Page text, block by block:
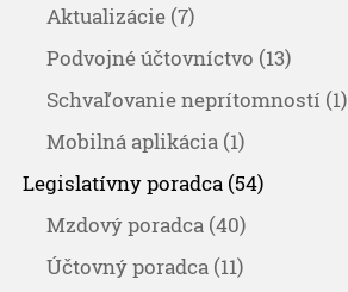
Aktualizácie (7)
Podvojné účtovníctvo (13)
Schvaľovanie neprítomností (1)
Mobilná aplikácia (1)
Legislatívny poradca (54)
Mzdový poradca (40)
Účtovný poradca (11)